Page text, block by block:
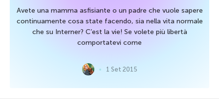
Avete una mamma asfisiante o un padre che vuole sapere
continuamente cosa state facendo, sia nella vita normale
che su Interner? C’est la vie! Se volete più libertà
comportatevi come
1 Set 2015